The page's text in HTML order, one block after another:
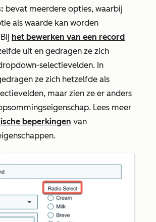
bevat meerdere opties, waarbij
als waarde kan worden
het bewerken van een record
uit en gedragen ze zich
selectievelden. In
ze zich hetzelfde als
maar zien ze er anders
. Lees meer
beperkingen van